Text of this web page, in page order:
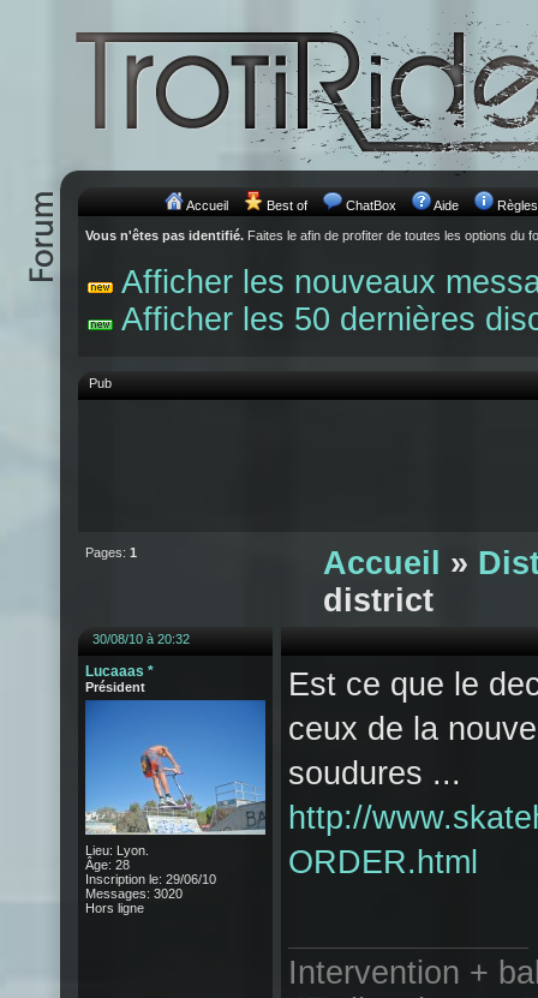
Accueil Best of ChatBox Aide Règles
Vous n'êtes pas identifié. Faites le afin de profiter de toutes les options du
Afficher les nouveaux
Afficher les 50 dernières
Pub
Pages: 1 Accueil »
district
30/08/10 à 20:32
Lucaaas *
Président
Lieu: Lyon.
Âge: 28
Inscription le: 29/06/10
Messages: 3020
Hors ligne
Est ce que le
ceux de la
soudures ...
http://
ORDER.html
Intervention +